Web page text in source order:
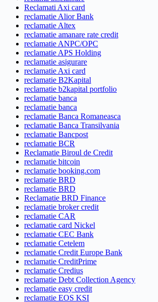
Reclamati Axi card
reclamatie Alior Bank
reclamatie Altex
reclamatie amanare rate credit
reclamatie ANPC/OPC
reclamatie APS Holding
reclamatie asigurare
reclamatie Axi card
reclamatie B2Kapital
reclamatie b2kapital portfolio
reclamatie banca
reclamatie banca
reclamatie Banca Romaneasca
reclamatie Banca Transilvania
reclamatie Bancpost
reclamatie BCR
Reclamatie Biroul de Credit
reclamatie bitcoin
reclamatie booking.com
reclamatie BRD
reclamatie BRD
Reclamatie BRD Finance
reclamatie broker credit
reclamatie CAR
reclamatie card Nickel
reclamatie CEC Bank
reclamatie Cetelem
reclamatie Credit Europe Bank
reclamatie CreditPrime
reclamatie Credius
reclamatie Debt Collection Agency
reclamatie easy credit
reclamatie EOS KSI